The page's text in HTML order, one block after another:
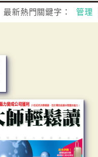
最新熱門關鍵字： 管理